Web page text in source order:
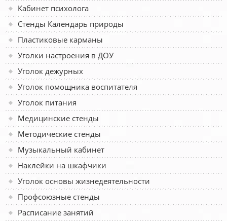
Кабинет психолога
Стенды Календарь природы
Пластиковые карманы
Уголки настроения в ДОУ
Уголок дежурных
Уголок помощника воспитателя
Уголок питания
Медицинские стенды
Методические стенды
Музыкальный кабинет
Наклейки на шкафчики
Уголок основы жизнедеятельности
Профсоюзные стенды
Расписание занятий